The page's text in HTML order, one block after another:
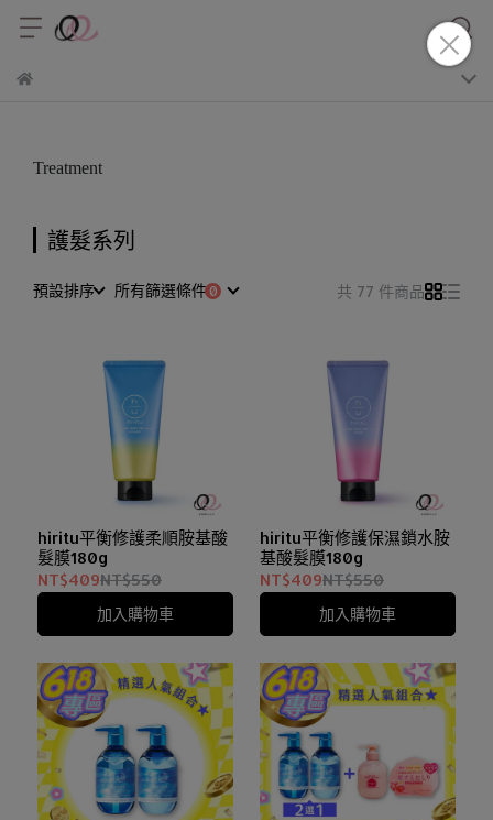
Treatment
護髮系列
預設排序 所有篩選條件 共 77 件商品
hiritu平衡修護柔順胺基酸
髮膜180g
NT$409NT$550
加入購物車
hiritu平衡修護保濕鎖水胺
基酸髮膜180g
NT$409NT$550
加入購物車